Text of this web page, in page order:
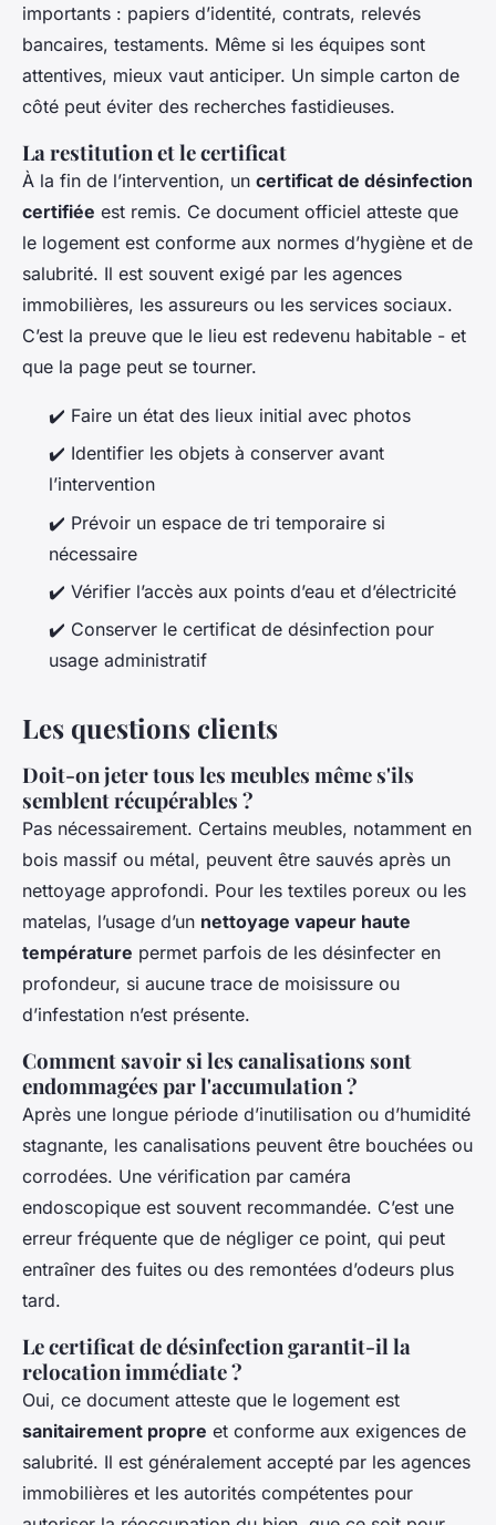
importants : papiers d’identité, contrats, relevés
bancaires, testaments. Même si les équipes sont
attentives, mieux vaut anticiper. Un simple carton de
côté peut éviter des recherches fastidieuses.
La restitution et le certificat
À la fin de l’intervention, un certificat de désinfection
certifiée est remis. Ce document officiel atteste que
le logement est conforme aux normes d’hygiène et de
salubrité. Il est souvent exigé par les agences
immobilières, les assureurs ou les services sociaux.
C’est la preuve que le lieu est redevenu habitable - et
que la page peut se tourner.
✔️ Faire un état des lieux initial avec photos
✔️ Identifier les objets à conserver avant
l’intervention
✔️ Prévoir un espace de tri temporaire si
nécessaire
✔️ Vérifier l’accès aux points d’eau et d’électricité
✔️ Conserver le certificat de désinfection pour
usage administratif
Les questions clients
Doit-on jeter tous les meubles même s'ils
semblent récupérables ?
Pas nécessairement. Certains meubles, notamment en
bois massif ou métal, peuvent être sauvés après un
nettoyage approfondi. Pour les textiles poreux ou les
matelas, l’usage d’un nettoyage vapeur haute
température permet parfois de les désinfecter en
profondeur, si aucune trace de moisissure ou
d’infestation n’est présente.
Comment savoir si les canalisations sont
endommagées par l'accumulation ?
Après une longue période d’inutilisation ou d’humidité
stagnante, les canalisations peuvent être bouchées ou
corrodées. Une vérification par caméra
endoscopique est souvent recommandée. C’est une
erreur fréquente que de négliger ce point, qui peut
entraîner des fuites ou des remontées d’odeurs plus
tard.
Le certificat de désinfection garantit-il la
relocation immédiate ?
Oui, ce document atteste que le logement est
sanitairement propre et conforme aux exigences de
salubrité. Il est généralement accepté par les agences
immobilières et les autorités compétentes pour